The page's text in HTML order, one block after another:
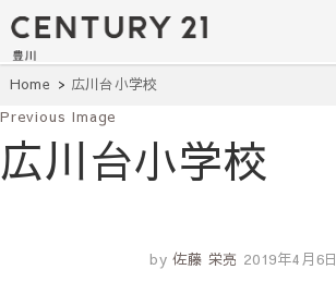
豊田市の中古
住宅・土地・
リノベ物件探
し｜センチュ
リー21豊川
建て・土地探しはセンチュリー21豊
川へ。豊田市内の最新物件情報を随
時更新中！駅近、建築条件無し、ペ
ット可、学区別など、お客様のこだ
単検索。
Home 広川台小学校
Previous Image
広川台小学校
by 佐藤 栄亮 2019年4月6日